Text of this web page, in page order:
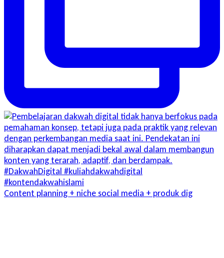
Content planning + niche social media + produk dig